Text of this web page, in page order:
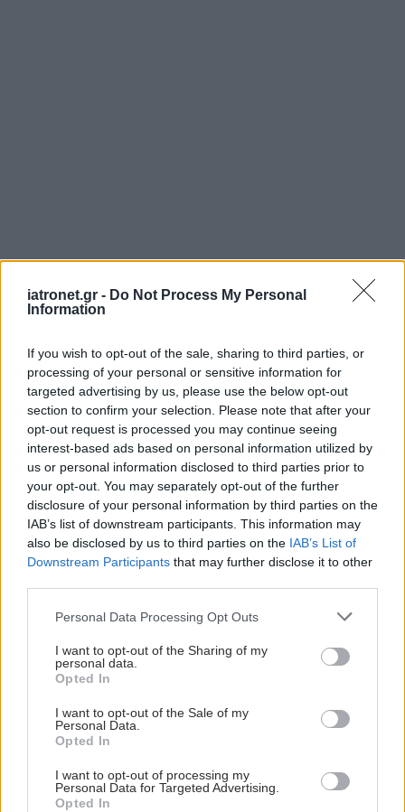
iatronet.gr - Do Not Process My Personal
Information
If you wish to opt-out of the sale, sharing to third parties, or
processing of your personal or sensitive information for
targeted advertising by us, please use the below opt-out
section to confirm your selection. Please note that after your
opt-out request is processed you may continue seeing
interest-based ads based on personal information utilized by
us or personal information disclosed to third parties prior to
your opt-out. You may separately opt-out of the further
disclosure of your personal information by third parties on the
IAB’s list of downstream participants. This information may
also be disclosed by us to third parties on the IAB’s List of
Downstream Participants that may further disclose it to other
Please note that this website/app uses one or more Google
not limited to your visit or usage behaviour. You may click to
grant or deny consent to Google and its third-party tags to
use your data for below specified purposes in below Google
consent section.
Personal Data Processing Opt Outs
I want to opt-out of the Sharing of my
personal data.
Opted In
I want to opt-out of the Sale of my
Personal Data.
Opted In
I want to opt-out of processing my
Personal Data for Targeted Advertising.
Opted In